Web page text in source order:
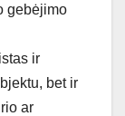
gebėjimo
ir
bet ir
ar